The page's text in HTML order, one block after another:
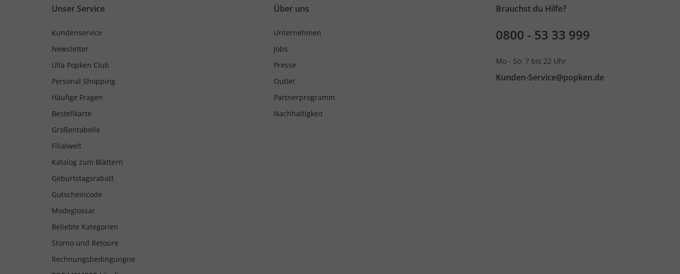
Unser Service
Kundenservice
Newsletter
Ulla Popken Club
Personal Shopping
Häufige Fragen
Bestellkarte
Größentabelle
Filialwelt
Katalog zum Blättern
Geburtstagsrabatt
Gutscheincode
Modeglossar
Beliebte Kategorien
Storno und Retoure
Rechnungsbedingungne
Über uns
Unternehmen
Jobs
Presse
Outlet
Partnerprogramm
Nachhaltigkeit
Brauchst du Hilfe?
0800 - 53 33 999
Mo - So: 7 bis 22 Uhr
Kunden-Service@popken.de